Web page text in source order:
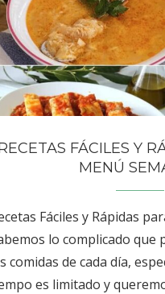
FÁCILES Y
MENÚ
Fáciles y Rápidas
lo complicado que
comidas de cada día,
es limitado y